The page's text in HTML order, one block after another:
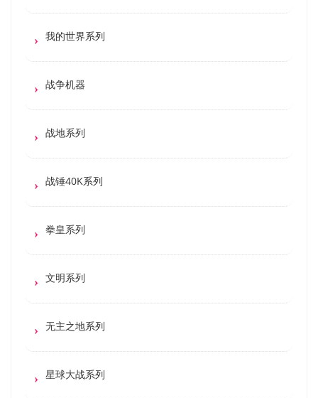
我的世界系列
战争机器
战地系列
战锤40K系列
拳皇系列
文明系列
无主之地系列
星球大战系列